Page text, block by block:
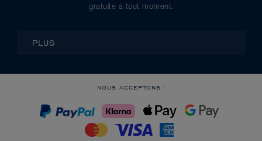
gratuite à tout moment.
PLUS
NOUS ACCEPTONS :